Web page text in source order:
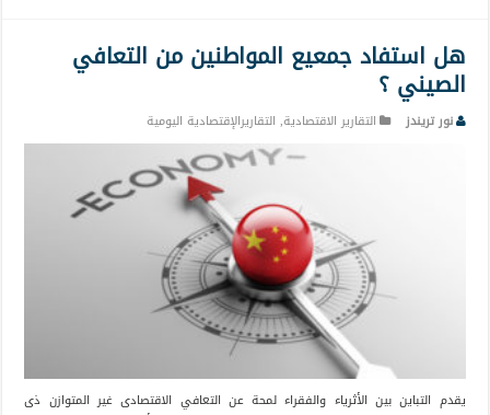
هل استفاد جمعيع المواطنين من التعافي
الصيني ؟
نور تريندز التقارير الاقتصادية, التقاريرالإقتصادية اليومية
يقدم التباين بين الأثرياء والفقراء لمحة عن التعافي الاقتصادى غير المتوازن ذى